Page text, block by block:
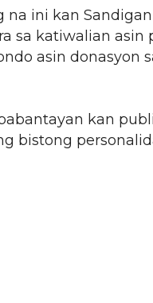
na ini kan
sa katiwalian asin
asin donasyon
kan
bistong